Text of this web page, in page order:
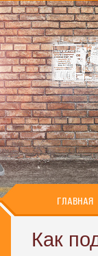
ГЛАВНАЯ
Как